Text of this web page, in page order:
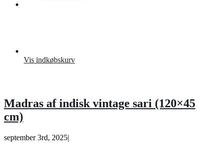
Vis indkøbskurv
Madras af indisk vintage sari (120×45
cm)
september 3rd, 2025|